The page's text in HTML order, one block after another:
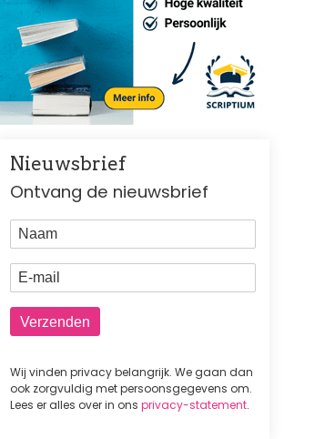
Nieuwsbrief
Ontvang de nieuwsbrief
Naam
E-mail
Wij vinden privacy belangrijk. We gaan dan
ook zorgvuldig met persoonsgegevens om.
Lees er alles over in ons privacy-statement.